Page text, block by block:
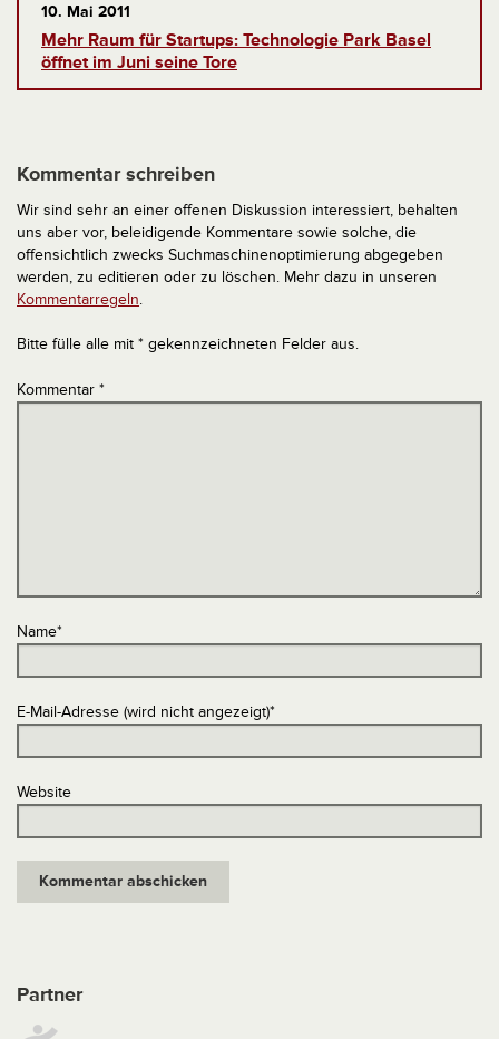
10. Mai 2011
Mehr Raum für Startups: Technologie Park Basel
öffnet im Juni seine Tore
Kommentar schreiben
Wir sind sehr an einer offenen Diskussion interessiert, behalten
uns aber vor, beleidigende Kommentare sowie solche, die
offensichtlich zwecks Suchmaschinenoptimierung abgegeben
werden, zu editieren oder zu löschen. Mehr dazu in unseren
Kommentarregeln.
Bitte fülle alle mit * gekennzeichneten Felder aus.
Kommentar *
Name*
E-Mail-Adresse (wird nicht angezeigt)*
Website
Partner